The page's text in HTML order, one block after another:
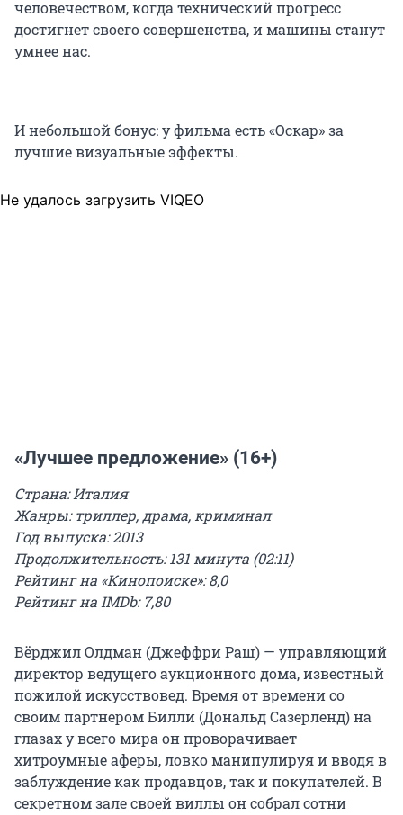
человечеством, когда технический прогресс
достигнет своего совершенства, и машины станут
умнее нас.
И небольшой бонус: у фильма есть «Оскар» за
лучшие визуальные эффекты.
Не удалось загрузить VIQEO
«Лучшее предложение» (16+)
Страна: Италия
Жанры: триллер, драма, криминал
Год выпуска: 2013
Продолжительность: 131 минута (02:11)
Рейтинг на «Кинопоиске»: 8,0
Рейтинг на IMDb: 7,80
Вёрджил Олдман (Джеффри Раш) — управляющий
директор ведущего аукционного дома, известный
пожилой искусствовед. Время от времени со
своим партнером Билли (Дональд Сазерленд) на
глазах у всего мира он проворачивает
хитроумные аферы, ловко манипулируя и вводя в
заблуждение как продавцов, так и покупателей. В
секретном зале своей виллы он собрал сотни